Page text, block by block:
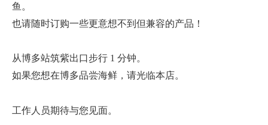
鱼。
也请随时订购一些更意想不到但兼容的产品！
从博多站筑紫出口步行 1 分钟。
如果您想在博多品尝海鲜，请光临本店。
工作人员期待与您见面。